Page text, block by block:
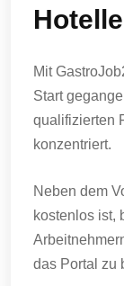
Mit
Start
qualifizierten
konzentriert.
Neben dem
kostenlos ist,
das Portal zu